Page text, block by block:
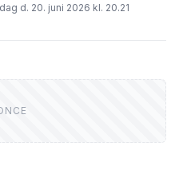
d. 20. juni 2026 kl. 20.21